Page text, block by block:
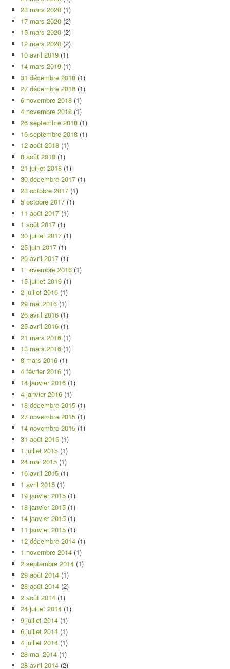
23 mars 2020 (1)
17 mars 2020 (2)
15 mars 2020 (2)
12 mars 2020 (2)
10 avril 2019 (1)
14 mars 2019 (1)
31 décembre 2018 (1)
27 décembre 2018 (1)
6 novembre 2018 (1)
4 novembre 2018 (1)
26 septembre 2018 (1)
16 septembre 2018 (1)
12 août 2018 (1)
8 août 2018 (1)
21 juillet 2018 (1)
30 décembre 2017 (1)
23 octobre 2017 (1)
5 octobre 2017 (1)
11 août 2017 (1)
1 août 2017 (1)
30 juillet 2017 (1)
25 juin 2017 (1)
20 avril 2017 (1)
1 novembre 2016 (1)
15 juillet 2016 (1)
2 juillet 2016 (1)
29 mai 2016 (1)
26 avril 2016 (1)
25 avril 2016 (1)
21 mars 2016 (1)
13 mars 2016 (1)
8 mars 2016 (1)
4 février 2016 (1)
14 janvier 2016 (1)
4 janvier 2016 (1)
18 décembre 2015 (1)
27 novembre 2015 (1)
14 novembre 2015 (1)
31 août 2015 (1)
1 juillet 2015 (1)
24 mai 2015 (1)
16 avril 2015 (1)
1 avril 2015 (1)
19 janvier 2015 (1)
18 janvier 2015 (1)
14 janvier 2015 (1)
11 janvier 2015 (1)
12 décembre 2014 (1)
1 novembre 2014 (1)
2 septembre 2014 (1)
29 août 2014 (1)
28 août 2014 (2)
2 août 2014 (1)
24 juillet 2014 (1)
9 juillet 2014 (1)
6 juillet 2014 (1)
4 juillet 2014 (1)
28 mai 2014 (1)
28 avril 2014 (2)